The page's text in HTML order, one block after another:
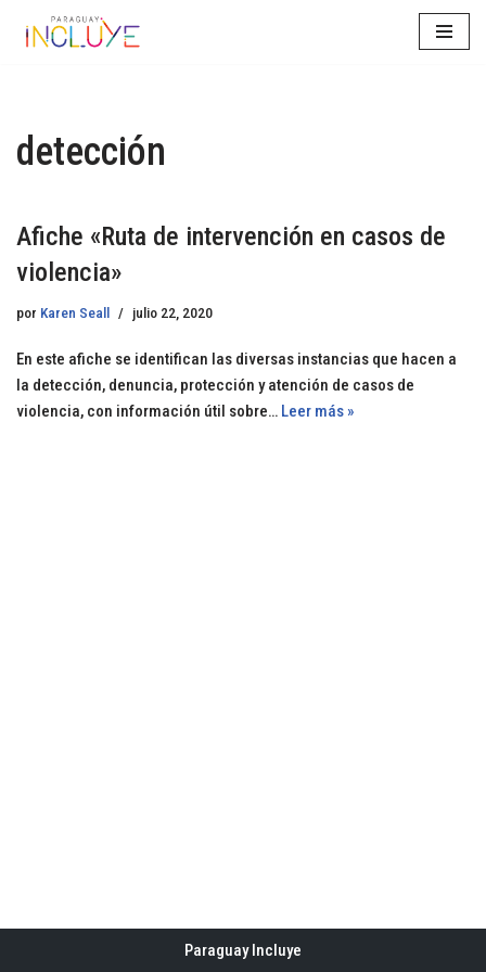
detección
Afiche «Ruta de intervención en casos de
violencia»
por Karen Seall julio 22, 2020
En este afiche se identifican las diversas instancias que hacen a
la detección, denuncia, protección y atención de casos de
violencia, con información útil sobre… Leer más »
Paraguay Incluye